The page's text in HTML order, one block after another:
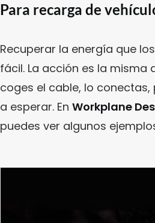
Para recarga de
Recuperar la energía que
fácil. La acción es la
coges el cable, lo
a esperar. En Workplane
puedes ver algunos